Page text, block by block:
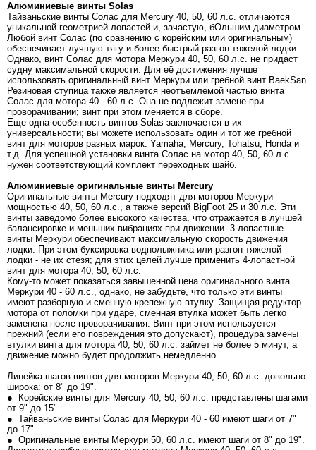
Алюминиевые винты Solas
Тайваньские винты Солас для Mercury 40, 50, 60 л.с. отличаются
уникальной геометрией лопастей и, зачастую, бОльшим диаметром.
Любой винт Солас (по сравнению с корейским или оригинальным)
обеспечивает лучшую тягу и более быстрый разгон тяжелой лодки.
Однако, винт Солас для мотора Меркури 40, 50, 60 л.с. не придаст
судну максимальной скорости. Для её достижения лучше
использовать оригинальный винт Меркури или гребной винт BaekSan.
Резиновая ступица также является неотъемлемой частью винта
Солас для мотора 40 - 60 л.с. Она не подлежит замене при
проворачивании; винт при этом меняется в сборе.
Еще одна особенность винтов Solas заключается в их
универсальности; вы можете использовать один и тот же гребной
винт для моторов разных марок: Yamaha, Mercury, Tohatsu, Honda и
т.д. Для успешной установки винта Солас на мотор 40, 50, 60 л.с.
нужен соответствующий комплект переходных шайб.
Алюминиевые оригинальные винты Mercury
Оригинальные винты Mercury подходят для моторов Меркури
мощностью 40, 50, 60 л.с., а также версий BigFoot 25 и 30 л.с. Эти
винты заведомо более высокого качества, что отражается в лучшей
балансировке и меньших вибрациях при движении. 3-лопастные
винты Меркури обеспечивают максимальную скорость движения
лодки. При этом буксировка воднолыжника или разгон тяжелой
лодки - не их стезя; для этих целей лучше применить 4-лопастной
винт для мотора 40, 50, 60 л.с.
Кому-то может показаться завышенной цена оригинального винта
Меркури 40 - 60 л.с., однако, не забудьте, что только эти винты
имеют разборную и сменную крепежную втулку. Защищая редуктор
мотора от поломки при ударе, сменная втулка может быть легко
заменена после проворачивания. Винт при этом используется
прежний (если его повреждения это допускают), процедура замены
втулки винта для мотора 40, 50, 60 л.с. займет не более 5 минут, а
движение можно будет продолжить немедленно.
Линейка шагов винтов для моторов Меркури 40, 50, 60 л.с. довольно
широка: от 8" до 19".
● Корейские винты для Mercury 40, 50, 60 л.с. представлены шагами
от 9" до 15".
● Тайваньские винты Солас для Меркури 40 - 60 имеют шаги от 7"
до 17".
● Оригинальные винты Меркури 50, 60 л.с. имеют шаги от 8" до 19".